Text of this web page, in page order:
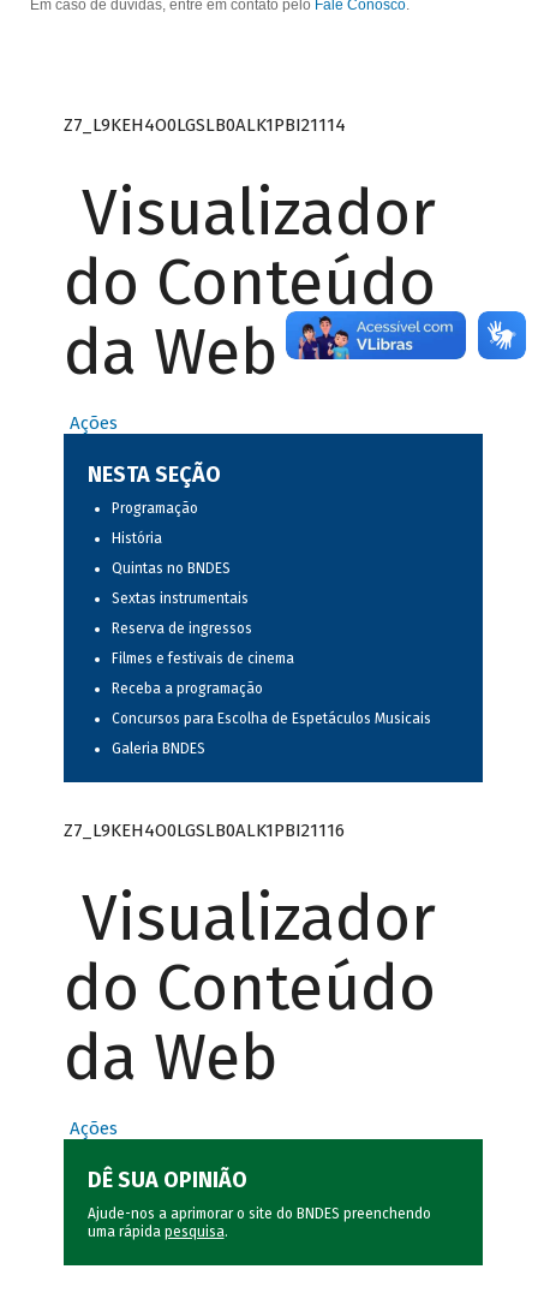
Em caso de dúvidas, entre em contato pelo Fale Conosco.
Z7_L9KEH4O0LGSLB0ALK1PBI21114
Visualizador
do Conteúdo
da Web
Ações
NESTA SEÇÃO
Programação
História
Quintas no BNDES
Sextas instrumentais
Reserva de ingressos
Filmes e festivais de cinema
Receba a programação
Concursos para Escolha de Espetáculos Musicais
Galeria BNDES
Z7_L9KEH4O0LGSLB0ALK1PBI21116
Visualizador
do Conteúdo
da Web
Ações
DÊ SUA OPINIÃO
Ajude-nos a aprimorar o site do BNDES preenchendo
uma rápida pesquisa.